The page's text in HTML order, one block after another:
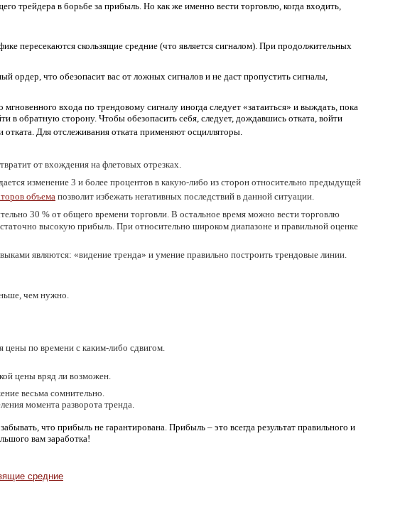
трейдера в борьбе за прибыль. Но как же именно вести торговлю, когда входить,
пересекаются скользящие средние (что является сигналом). При продолжительных
ордер, что обезопасит вас от ложных сигналов и не даст пропустить сигналы,
входа по трендовому сигналу иногда следует «затаиться» и выждать, пока
в обратную сторону. Чтобы обезопасить себя, следует, дождавшись отката, войти
Для отслеживания отката применяют осцилляторы.
от вхождения на флетовых отрезках.
изменение 3 и более процентов в какую-либо из сторон относительно предыдущей
объема позволит избежать негативных последствий в данной ситуации.
30 % от общего времени торговли. В остальное время можно вести торговлю
высокую прибыль. При относительно широком диапазоне и правильной оценке
являются: «видение тренда» и умение правильно построить трендовые линии.
чем нужно.
цены по времени с каким-либо сдвигом.
цены вряд ли возможен.
весьма сомнительно.
момента разворота тренда.
что прибыль не гарантирована. Прибыль – это всегда результат правильного и
вам заработка!
средние